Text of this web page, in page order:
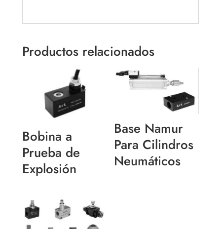
Productos relacionados
Bobina a
Prueba de
Explosión
Base Namur
Para Cilindros
Neumáticos